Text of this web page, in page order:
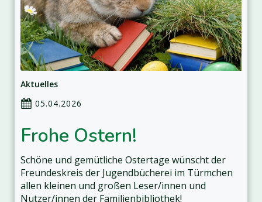
Aktuelles
05.04.2026
Frohe Ostern!
Schöne und gemütliche Ostertage wünscht der
Freundeskreis der Jugendbücherei im Türmchen
allen kleinen und großen Leser/innen und
Nutzer/innen der Familienbibliothek!